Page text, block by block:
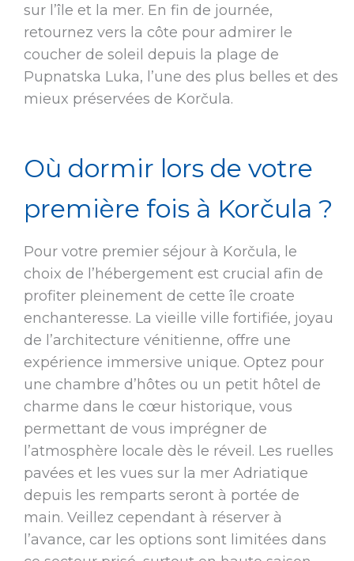
sur l’île et la mer. En fin de journée,
retournez vers la côte pour admirer le
coucher de soleil depuis la plage de
Pupnatska Luka, l’une des plus belles et des
mieux préservées de Korčula.
Où dormir lors de votre
première fois à Korčula ?
Pour votre premier séjour à Korčula, le
choix de l’hébergement est crucial afin de
profiter pleinement de cette île croate
enchanteresse. La vieille ville fortifiée, joyau
de l’architecture vénitienne, offre une
expérience immersive unique. Optez pour
une chambre d’hôtes ou un petit hôtel de
charme dans le cœur historique, vous
permettant de vous imprégner de
l’atmosphère locale dès le réveil. Les ruelles
pavées et les vues sur la mer Adriatique
depuis les remparts seront à portée de
main. Veillez cependant à réserver à
l’avance, car les options sont limitées dans